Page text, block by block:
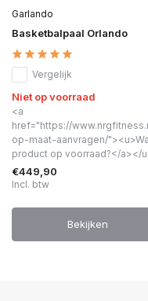
Garlando
Basketbalpaal Orlando
Vergelijk
Niet op voorraad
<a
href="https://
op-maat-aanvragen/
product op voorraad?</a></
€449,90
Incl. btw
Bekijken